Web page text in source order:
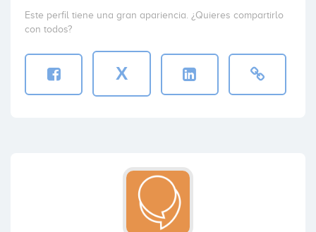
Este perfil tiene una gran apariencia. ¿Quieres compartirlo
con todos?
X